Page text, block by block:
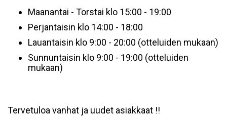
Maanantai - Torstai klo 15:00 - 19:00
Perjantaisin klo 14:00 - 18:00
Lauantaisin klo 9:00 - 20:00 (otteluiden mukaan)
Sunnuntaisin klo 9:00 - 19:00 (otteluiden
mukaan)
Tervetuloa vanhat ja uudet asiakkaat !!